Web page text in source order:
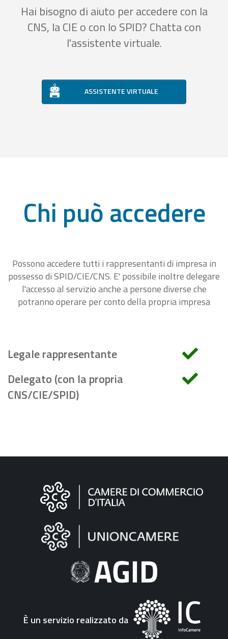
Hai bisogno di aiuto per accedere con la
CNS, la CIE o con lo SPID? Chatta con
l'assistente virtuale.
ASSISTENTE VIRTUALE
Chi può accedere
Possono accedere tutti i rappresentanti di impresa in
possesso di SPID/CIE/CNS. E' possibile inoltre delegare
l'accesso al servizio anche a persone diverse che
potranno operare per conto della propria impresa
Legale rappresentante
Delegato (con la propria
CNS/CIE/SPID)
Informazioni
"Fattura
Elettronica"
È un servizio realizzato da